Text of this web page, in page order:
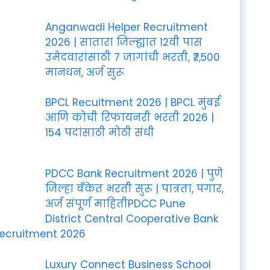
Anganwadi Helper Recruitment
2026 | सातारा जिल्ह्यात 12वी पास
उमेदवारांसाठी 7 जागांची भरती, ₹7,500
मानधन, अर्ज सुरू
BPCL Recuitment 2026 | BPCL मुंबई
आणि कोची रिफायनरी भरती 2026 |
154 पदांसाठी मोठी संधी
PDCC Bank Recruitment 2026 | पुणे
जिल्हा बँकेत भरती सुरू | पात्रता, पगार,
अर्ज संपूर्ण माहितीPDCC Pune
District Central Cooperative Bank
2026
Luxury Connect Business School